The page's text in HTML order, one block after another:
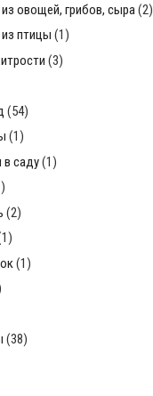
овощей, грибов, сыра(2)
птицы (1)
(3)
(54)
(1)
в саду(1)
(2)
(1)
(38)